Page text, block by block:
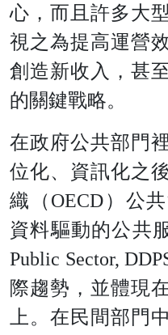
心，而且許多大
視之為提高運營
創造新收入，甚
的關鍵戰略。
在政府公共部門
位化、資訊化之
織（OECD）公
資料驅動的公共
Public Sector,
際趨勢，並體現
上。在民間部門